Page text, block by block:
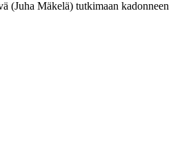
(Juha Mäkelä) tutkimaan kadonneen